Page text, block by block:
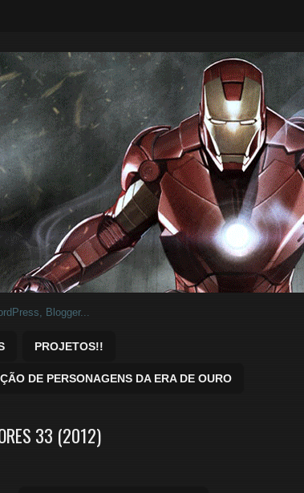
para baixar.
PROJETOS!!
DE PERSONAGENS DA ERA DE OURO
33 (2012)